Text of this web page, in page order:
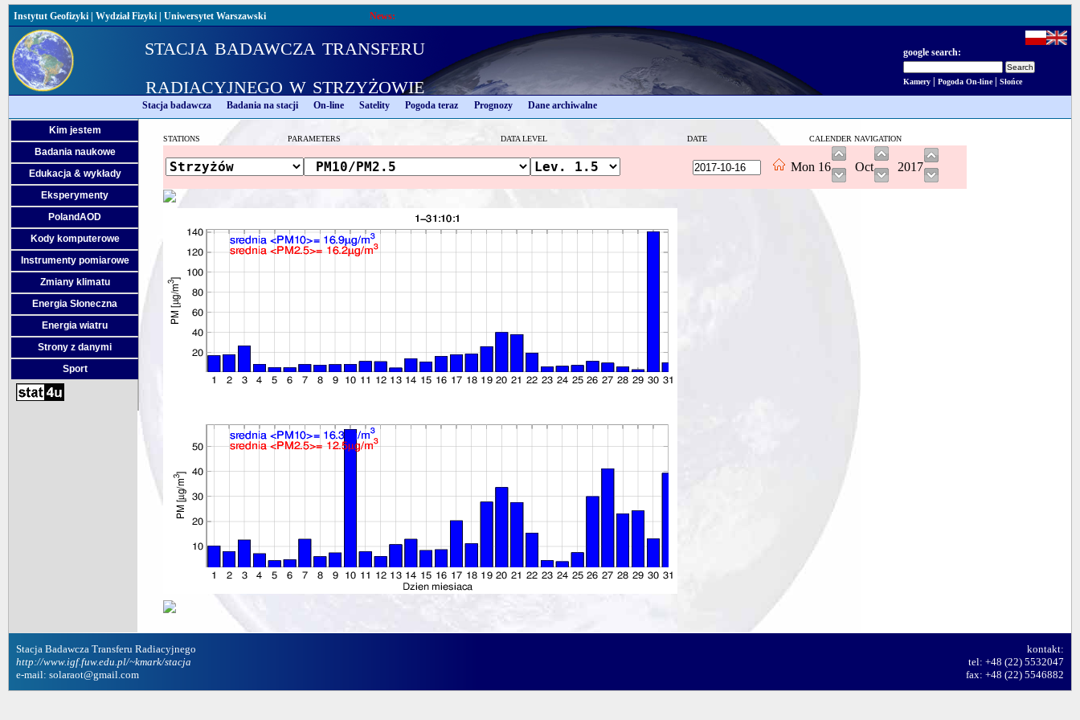
Instytut Geofizyki | Wydział Fizyki | Uniwersytet Warszawski News:
stacja badawcza transferu
radiacyjnego w strzyżowie
google search:
Kamery Pogoda On-line| Słońce
Stacja badawcza Badania na stacji On-line Satelity Pogoda teraz Prognozy Dane archiwalne
Kim jestem
Badania naukowe
Edukacja & wykłady
Eksperymenty
PolandAOD
Kody komputerowe
Instrumenty pomiarowe
Zmiany klimatu
Energia Słoneczna
Energia wiatru
Strony z danymi
Sport
STATIONS PARAMETERS DATA LEVEL DATE CALENDER NAVIGATION
Mon 16 Oct 2017
Stacja Badawcza Transferu Radiacyjnego
http://www.igf.fuw.edu.pl/~kmark/stacja
e-mail: solaraot@gmail.com
kontakt:
tel: +48 (22) 5532047
fax: +48 (22) 5546882